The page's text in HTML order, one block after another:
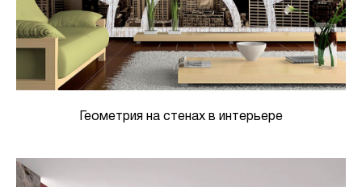
Геометрия на стенах в интерьере